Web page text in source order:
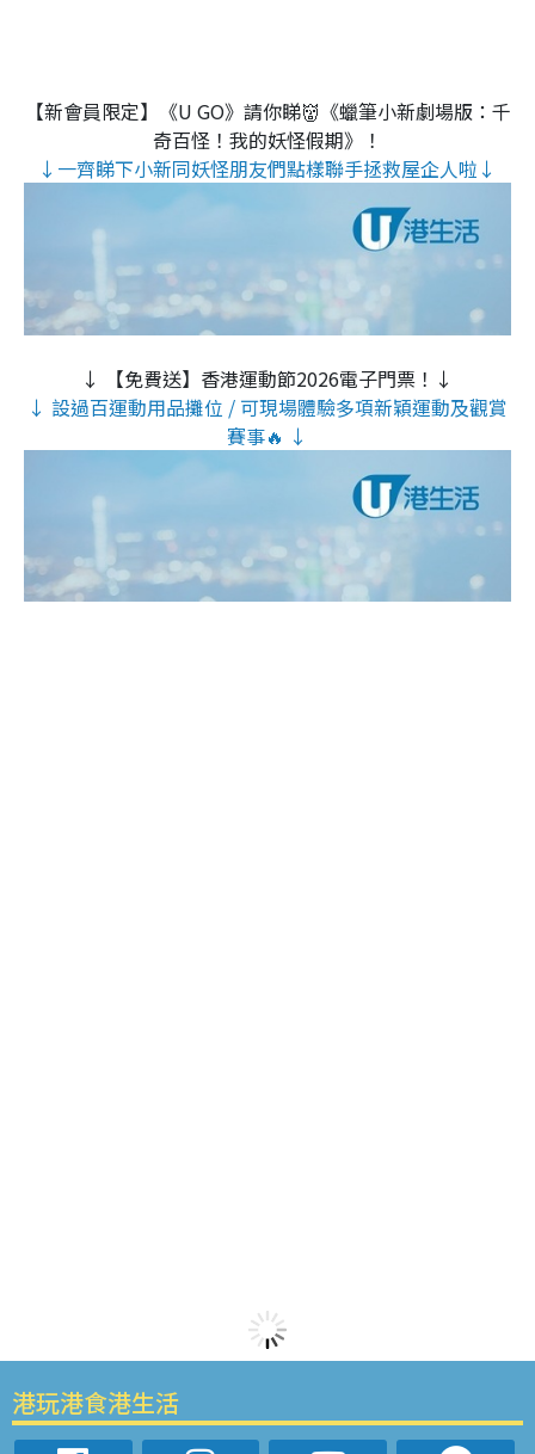
【新會員限定】《U GO》請你睇👹《蠟筆小新劇場版：千
奇百怪！我的妖怪假期》！
↓一齊睇下小新同妖怪朋友們點樣聯手拯救屋企人啦↓
↓ 【免費送】香港運動節2026電子門票！↓
↓ 設過百運動用品攤位 / 可現場體驗多項新穎運動及觀賞
賽事🔥 ↓
港玩港食港生活